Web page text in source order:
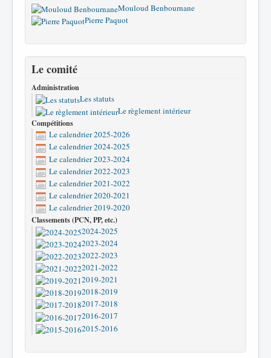
Mouloud Benbournane
Pierre Paquot
Le comité
Administration
Les statuts
Le règlement intérieur
Compétitions
Le calendrier 2025-2026
Le calendrier 2024-2025
Le calendrier 2023-2024
Le calendrier 2022-2023
Le calendrier 2021-2022
Le calendrier 2020-2021
Le calendrier 2019-2020
Classements (PCN, PP, etc.)
2024-2025
2023-2024
2022-2023
2021-2022
2019-2021
2018-2019
2017-2018
2016-2017
2015-2016